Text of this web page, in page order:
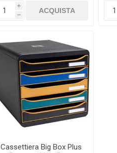
i
h
Cassettiera Big Box Plus